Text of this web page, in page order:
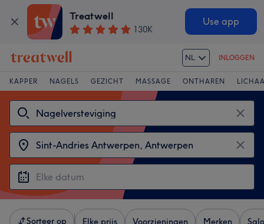
Treatwell
130K
Use app
NL INLOGGEN
KAPPER NAGELS GEZICHT MASSAGE ONTHAREN
Sorteer op Elke prijs Voorzieningen Merken